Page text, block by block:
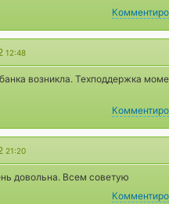
12:48
возникла. Техподдержка
21:20
довольна. Всем советую